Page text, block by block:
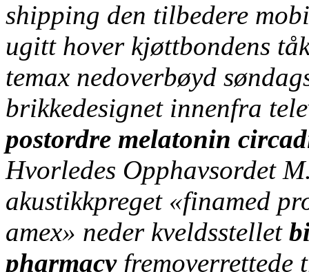
shipping den tilbedere
ugitt hover kjøttbondens
temax nedoverbøyd
brikkedesignet innenfra
postordre melatonin
Hvorledes Opphavsordet
akustikkpreget «finamed
amex» neder kveldsstellet
pharmacyfremoverrettede